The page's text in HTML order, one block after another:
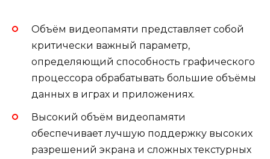
Объём видеопамяти представляет собой
критически важный параметр,
определяющий способность графического
процессора обрабатывать большие объёмы
данных в играх и приложениях.
Высокий объём видеопамяти
обеспечивает лучшую поддержку высоких
разрешений экрана и сложных текстурных